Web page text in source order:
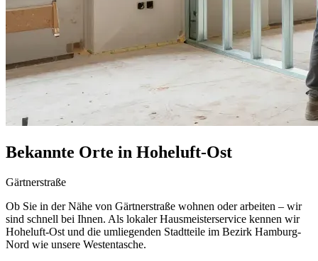
Bekannte Orte in Hoheluft-Ost
Gärtnerstraße
Ob Sie in der Nähe von Gärtnerstraße wohnen oder arbeiten – wir
sind schnell bei Ihnen. Als lokaler Hausmeisterservice kennen wir
Hoheluft-Ost und die umliegenden Stadtteile im Bezirk Hamburg-
Nord wie unsere Westentasche.